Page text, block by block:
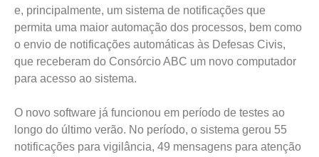
e, principalmente, um sistema de notificações que
permita uma maior automação dos processos, bem como
o envio de notificações automáticas às Defesas Civis,
que receberam do Consórcio ABC um novo computador
para acesso ao sistema.
O novo software já funcionou em período de testes ao
longo do último verão. No período, o sistema gerou 55
notificações para vigilância, 49 mensagens para atenção